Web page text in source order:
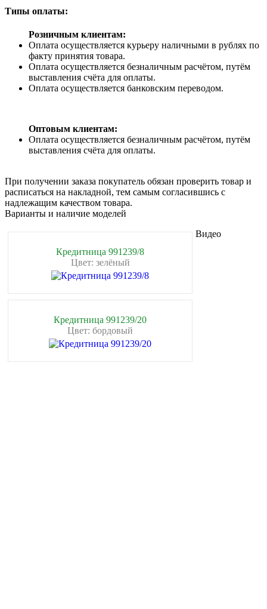
Типы оплаты:
Розничным клиентам:
Оплата осуществляется курьеру наличными в рублях по
факту принятия товара.
Оплата осуществляется безналичным расчётом, путём
выставления счёта для оплаты.
Оплата осуществляется банковским переводом.
Оптовым клиентам:
Оплата осуществляется безналичным расчётом, путём
выставления счёта для оплаты.
При получении заказа покупатель обязан проверить товар и
расписаться на накладной, тем самым согласившись с
надлежащим качеством товара.
Варианты и наличие моделей
Кредитница 991239/8
Цвет: зелёный
Кредитница 991239/20
Цвет: бордовый
Видео